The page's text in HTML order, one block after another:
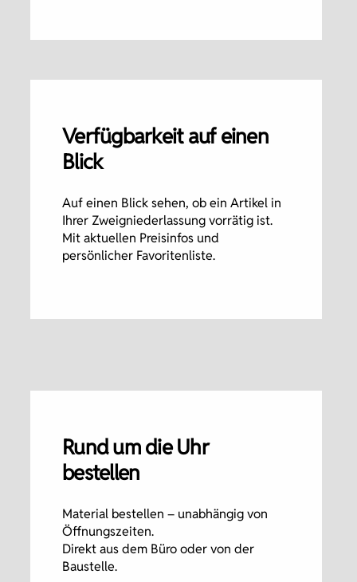
Verfügbarkeit auf einen
Blick
Auf einen Blick sehen, ob ein Artikel in
Ihrer Zweigniederlassung vorrätig ist.
Mit aktuellen Preisinfos und
persönlicher Favoritenliste.
Rund um die Uhr
bestellen
Material bestellen – unabhängig von
Öffnungszeiten.
Direkt aus dem Büro oder von der
Baustelle.